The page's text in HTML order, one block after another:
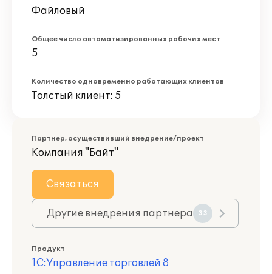
Файловый
Общее число автоматизированных рабочих мест
5
Количество одновременно работающих клиентов
Толстый клиент: 5
Партнер, осуществивший внедрение/проект
Компания "Байт"
Связаться
Другие внедрения партнера 33
Продукт
1С:Управление торговлей 8